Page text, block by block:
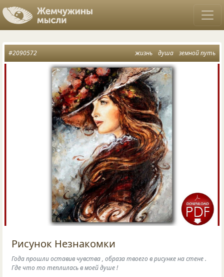
жизнь душа земной путь
#2090572
Рисунок Незнакомки
Года прошли оставив чувства , образа твоего в рисунке на стене .
Где что то теплилась в моей душе !